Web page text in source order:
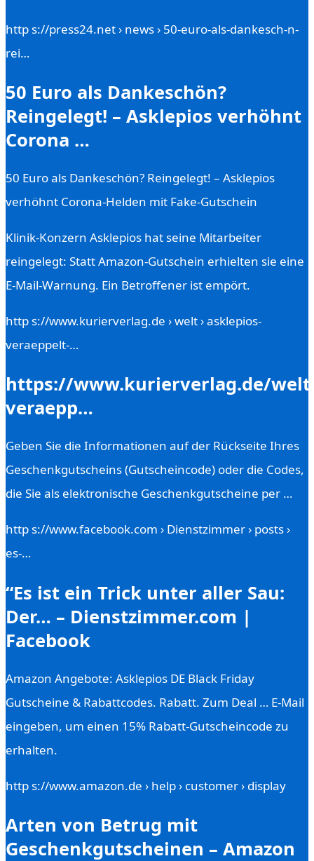
http s://press24.net › news › 50-euro-als-dankesch-n-
rei…
50 Euro als Dankeschön?
Reingelegt! – Asklepios verhöhnt
Corona …
50 Euro als Dankeschön? Reingelegt! – Asklepios
verhöhnt Corona-Helden mit Fake-Gutschein
Klinik-Konzern Asklepios hat seine Mitarbeiter
reingelegt: Statt Amazon-Gutschein erhielten sie eine
E-Mail-Warnung. Ein Betroffener ist empört.
http s://www.kurierverlag.de › welt › asklepios-
veraeppelt-…
https://www.kurierverlag.de/
veraepp…
Geben Sie die Informationen auf der Rückseite Ihres
Geschenkgutscheins (Gutscheincode) oder die Codes,
die Sie als elektronische Geschenkgutscheine per …
http s://www.facebook.com › Dienstzimmer › posts ›
es-…
“Es ist ein Trick unter aller Sau:
Der… – Dienstzimmer.com |
Facebook
Amazon Angebote: Asklepios DE Black Friday
Gutscheine & Rabattcodes. Rabatt. Zum Deal … E-Mail
eingeben, um einen 15% Rabatt-Gutscheincode zu
erhalten.
http s://www.amazon.de › help › customer › display
Arten von Betrug mit
Geschenkgutscheinen – Amazon